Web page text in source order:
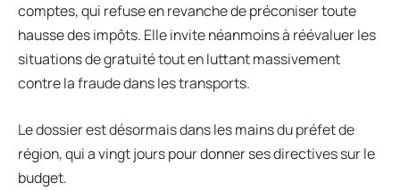
comptes, qui refuse en revanche de préconiser toute
hausse des impôts. Elle invite néanmoins à réévaluer les
situations de gratuité tout en luttant massivement
contre la fraude dans les transports.
Le dossier est désormais dans les mains du préfet de
région, qui a vingt jours pour donner ses directives sur le
budget.